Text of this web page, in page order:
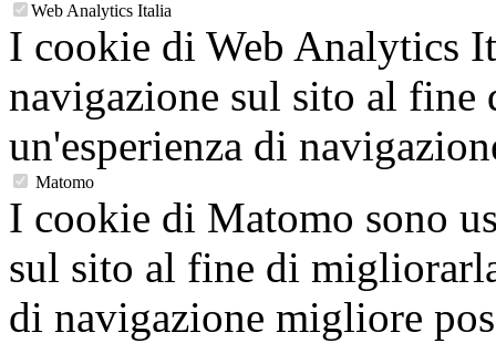
Web Analytics Italia
I cookie di Web Analytics
navigazione sul sito al
un'esperienza di
Matomo
I cookie di Matomo sono
sul sito al fine di
di navigazione migliore